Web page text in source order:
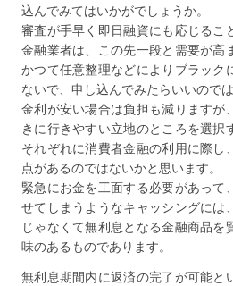
込んでみてはいかがでしょうか。
審査が手早く即日融資にも応じるこ
金融業者は、この先一段と需要が高
かつて任意整理などによりブラック
ないで、申し込んでみたらいいので
金利が安い場合は負担も減りますが
きに行きやすい立地のところを選択
それぞれに消費者金融の利用に際し
点があるのではないかと思います。
緊急にお金を工面する必要があって
せてしまうようなキャッシングには
じゃなくて無利息となる金融商品
味のあるものであります。
無利息期間内に返済の完了が可能と